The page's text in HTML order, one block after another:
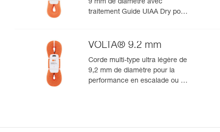
9 mm de diamètre avec
traitement Guide UIAA Dry pour
VOLTA® 9.2 mm
Corde multi-type ultra légère de
9,2 mm de diamètre pour la
performance en escalade ou en